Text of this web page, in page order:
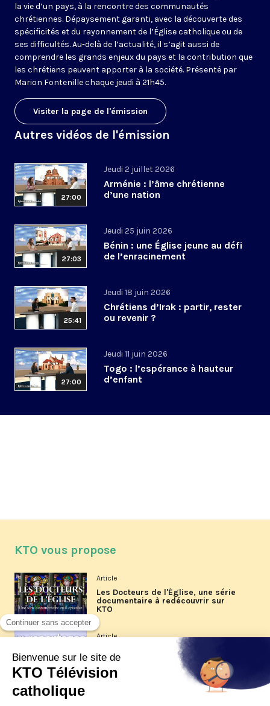
la vie d’un pays, à la rencontre des communautés
chrétiennes. Dépaysement garanti, avec la découverte des
spécificités et du rayonnement de l’Église catholique ou de
ses difficultés. Au-delà de l’actualité, il s’agit aussi de
comprendre les grands enjeux du pays et la contribution que
les chrétiens peuvent apporter à la société. Présenté par
Marion Fontenille chaque jeudi à 21h45.
Visiter la page de l'émission
Autres vidéos de l'émission
27:00
Jeudi 2 juillet 2026
Arménie : l’âme chrétienne
d’une nation
27:03
Jeudi 25 juin 2026
Bénin : une Église jeune au défi
de l’enracinement
25:41
Jeudi 18 juin 2026
Chrétiens d’Irak : partir, rester
ou revenir ?
27:00
Jeudi 11 juin 2026
Togo : l’espérance à hauteur
d’enfant
KTO vous propose
Article
Les Docteurs de l'Église, une série
documentaire à redécouvrir sur
KTO
Article
Les reportages d'été 2026 de KTO